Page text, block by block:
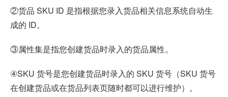
②货品 SKU ID 是指根据您录入货品相关信息系统自动生
成的 ID。
③属性集是指您创建货品时录入的货品属性。
④SKU 货号是您创建货品时录入的 SKU 货号（SKU 货号
在创建货品或在货品列表页随时都可以进行维护）。